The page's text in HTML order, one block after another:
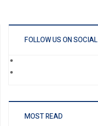
FOLLOW US ON SOCIAL
MOST READ